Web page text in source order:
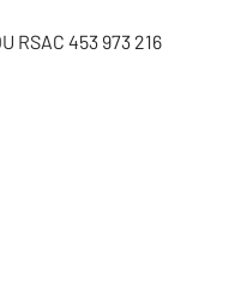
RSAC 453 973 216